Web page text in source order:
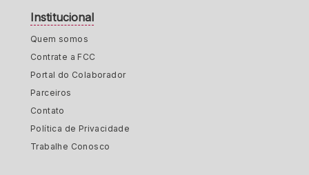
Institucional
Quem somos
Contrate a FCC
Portal do Colaborador
Parceiros
Contato
Política de Privacidade
Trabalhe Conosco